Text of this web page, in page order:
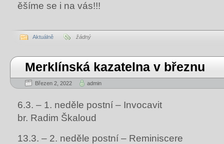
ěšíme se i na vás!!!
Aktuálně žádný
Merklínská kazatelna v březnu
Březen 2, 2022 admin
6.3. – 1. neděle postní – Invocavit
br. Radim Škaloud
13.3. – 2. neděle postní – Reminiscere